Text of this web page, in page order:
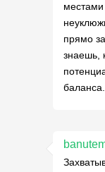
прямо
знаешь,
баланса.